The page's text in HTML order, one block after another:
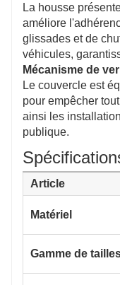
La housse
améliore
glissades et de
véhicules,
Mécanisme de
Le couvercle est
pour empêcher
ainsi les
publique.
Article
Matériel
Gamme de